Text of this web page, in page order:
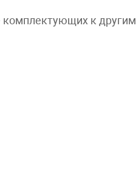
к другим